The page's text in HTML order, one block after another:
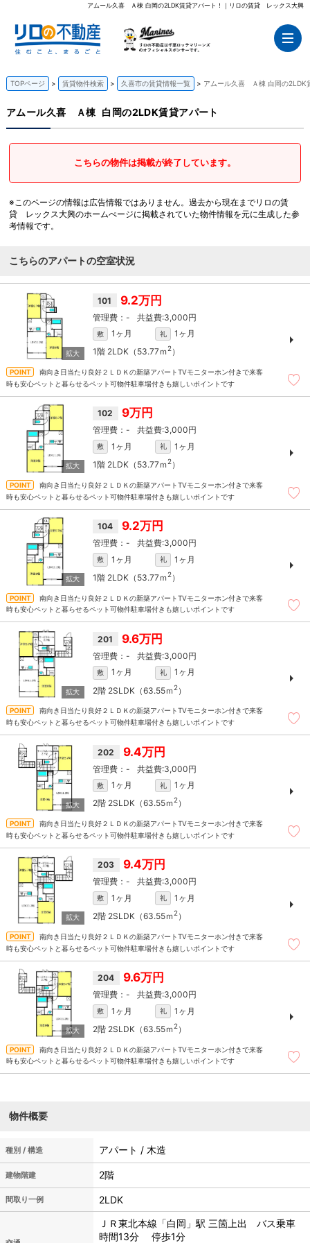
アムール久喜 Ａ棟 白岡の2LDK賃貸アパート！｜リロの賃貸 レックス大興
TOPページ 賃貸物件検索 久喜市の賃貸情報一覧 アムール久喜 Ａ棟 白岡の2LDK
アムール久喜 Ａ棟 白岡の2LDK賃貸アパート
こちらの物件は掲載が終了しています。
※このページの情報は広告情報ではありません。過去から現在までリロの賃
貸 レックス大興のホームぺージに掲載されていた物件情報を元に生成した参
考情報です。
こちらのアパートの空室状況
101 9.2万円
- 3,000円
敷 1ヶ月 礼
1ヶ月
1階 2LDK（53.77ｍ 2）
南向き日当たり良好２ＬＤＫの新築アパートTVモニターホン付きで来客
時も安心ペットと暮らせるペット可物件駐車場付きも嬉しいポイントです
102 9万円
- 3,000円
敷 1ヶ月 礼
1ヶ月
1階 2LDK（53.77ｍ 2）
南向き日当たり良好２ＬＤＫの新築アパートTVモニターホン付きで来客
時も安心ペットと暮らせるペット可物件駐車場付きも嬉しいポイントです
104 9.2万円
- 3,000円
敷 1ヶ月 礼
1ヶ月
1階 2LDK（53.77ｍ 2）
南向き日当たり良好２ＬＤＫの新築アパートTVモニターホン付きで来客
時も安心ペットと暮らせるペット可物件駐車場付きも嬉しいポイントです
201 9.6万円
- 3,000円
敷 1ヶ月 礼
1ヶ月
2階 2SLDK（63.55ｍ 2）
南向き日当たり良好２ＬＤＫの新築アパートTVモニターホン付きで来客
時も安心ペットと暮らせるペット可物件駐車場付きも嬉しいポイントです
202 9.4万円
- 3,000円
敷 1ヶ月 礼
1ヶ月
2階 2SLDK（63.55ｍ 2）
南向き日当たり良好２ＬＤＫの新築アパートTVモニターホン付きで来客
時も安心ペットと暮らせるペット可物件駐車場付きも嬉しいポイントです
203 9.4万円
- 3,000円
敷 1ヶ月 礼
1ヶ月
2階 2SLDK（63.55ｍ 2）
南向き日当たり良好２ＬＤＫの新築アパートTVモニターホン付きで来客
時も安心ペットと暮らせるペット可物件駐車場付きも嬉しいポイントです
204 9.6万円
- 3,000円
敷 1ヶ月 礼
1ヶ月
2階 2SLDK（63.55ｍ 2）
南向き日当たり良好２ＬＤＫの新築アパートTVモニターホン付きで来客
時も安心ペットと暮らせるペット可物件駐車場付きも嬉しいポイントです
物件概要
種別 / 構造 アパート / 木造
建物階建 2階
間取り一例 2LDK
ＪＲ東北本線「白岡」駅 三箇上出 バス乗車
時間13分 停歩1分